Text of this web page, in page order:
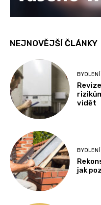
NEJNOVĚJŠÍ ČLÁNKY
BYDLENÍ
vidět
BYDLENÍ
jak